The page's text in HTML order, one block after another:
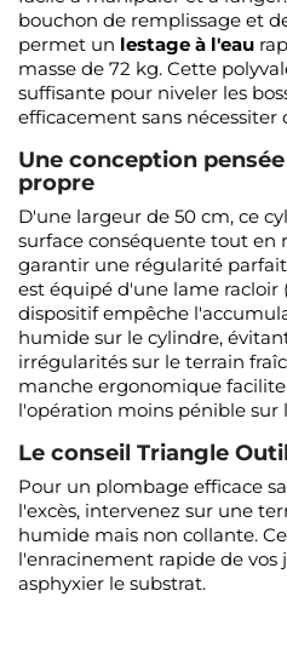
bouchon de remplissage et
permet un lestage à l'eau
masse de 72 kg. Cette
suffisante pour niveler les
efficacement sans
Une conception
propre
D'une largeur de 50 cm, ce
surface conséquente tout en
garantir une régularité
est équipé d'une lame racloir
dispositif empêche
humide sur le cylindre,
irrégularités sur le terrain
manche ergonomique
l'opération moins pénible sur
Le conseil Triangle
Pour un plombage efficace
l'excès, intervenez sur une
humide mais non collante.
l'enracinement rapide de vos
asphyxier le substrat.